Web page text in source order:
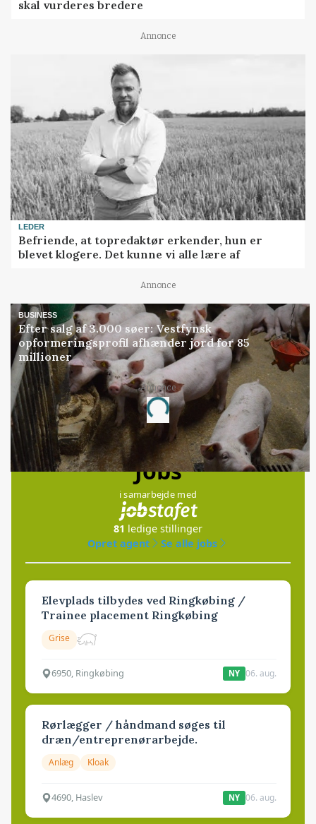
skal vurderes bredere
Annonce
LEDER
Befriende, at topredaktør erkender, hun er
blevet klogere. Det kunne vi alle lære af
Annonce
BUSINESS
Efter salg af 3.000 søer: Vestfynsk
opformeringsprofil afhænder jord for 85
millioner
Annonce
Loading...
Jobs
i samarbejde med
81 ledige stillinger
Opret agent
Se alle jobs
Elevplads tilbydes ved Ringkøbing /
Trainee placement Ringkøbing
Grise
6950, Ringkøbing NY 06. aug.
Rørlægger / håndmand søges til
dræn/entreprenørarbejde.
Anlæg Kloak
4690, Haslev NY 06. aug.